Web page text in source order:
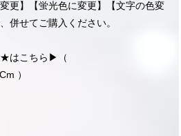
更】【蛍光色に変更】【文字の色変
併せてご購入ください。
★はこちら▶︎（
）